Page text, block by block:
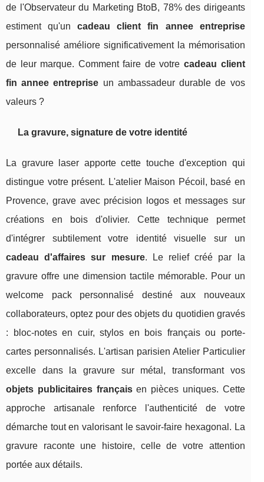
de l'Observateur du Marketing BtoB, 78% des dirigeants
estiment qu'uncadeau client fin annee entreprise
personnalisé améliore significativement la mémorisation
de leur marque. Comment faire de votrecadeau client
fin annee entreprise un ambassadeur durable de vos
valeurs ?
La gravure, signature de votre identité
La gravure laser apporte cette touche d'exception qui
distingue votre présent. L'atelier Maison Pécoil, basé en
Provence, grave avec précision logos et messages sur
créations en bois d'olivier. Cette technique permet
d'intégrer subtilement votre identité visuelle sur un
cadeau d'affaires sur mesure. Le relief créé par la
gravure offre une dimension tactile mémorable. Pour un
welcome pack personnalisé destiné aux nouveaux
collaborateurs, optez pour des objets du quotidien gravés
: bloc-notes en cuir, stylos en bois français ou porte-
cartes personnalisés. L'artisan parisien Atelier Particulier
excelle dans la gravure sur métal, transformant vos
objets publicitaires françaisen pièces uniques. Cette
approche artisanale renforce l'authenticité de votre
démarche tout en valorisant le savoir-faire hexagonal. La
gravure raconte une histoire, celle de votre attention
portée aux détails.